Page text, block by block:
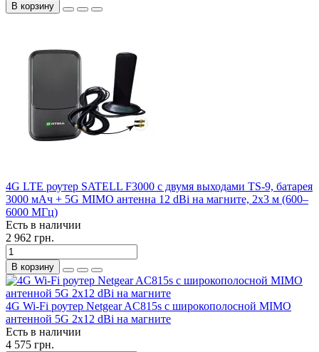
В корзину
4G LTE роутер SATELL F3000 с двумя выходами TS-9, батарея
3000 мАч + 5G MIMO антенна 12 dBi на магните, 2x3 м (600–
6000 МГц)
Есть в наличии
2 962 грн.
В корзину
4G Wi-Fi роутер Netgear AC815s c широкополосной MIMO
антенной 5G 2x12 dBi на магните
Есть в наличии
4 575 грн.